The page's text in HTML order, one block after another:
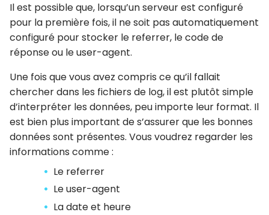
Il est possible que, lorsqu’un serveur est configuré
pour la première fois, il ne soit pas automatiquement
configuré pour stocker le referrer, le code de
réponse ou le user-agent.
Une fois que vous avez compris ce qu’il fallait
chercher dans les fichiers de log, il est plutôt simple
d’interpréter les données, peu importe leur format. Il
est bien plus important de s’assurer que les bonnes
données sont présentes. Vous voudrez regarder les
informations comme :
Le referrer
Le user-agent
La date et heure